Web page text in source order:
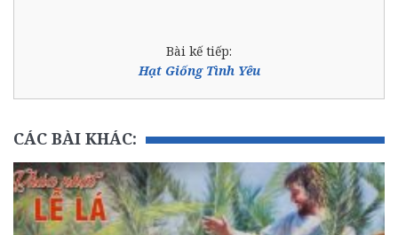
Bài kế tiếp:
Hạt Giống Tình Yêu
CÁC BÀI KHÁC: